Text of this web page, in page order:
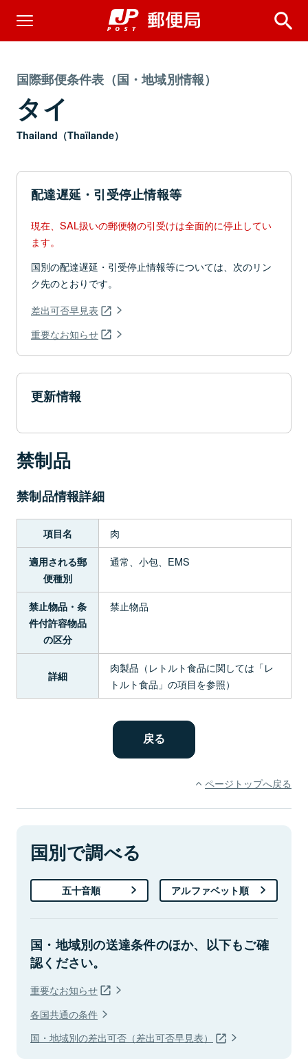
国際郵便条件表（国・地域別情報）
タイ
Thailand（Thaïlande）
配達遅延・引受停止情報等
現在、SAL扱いの郵便物の引受けは全面的に停止してい
ます。
国別の配達遅延・引受停止情報等については、次のリン
ク先のとおりです。
差出可否早見表
重要なお知らせ
更新情報
禁制品
禁制品情報詳細
項目名 肉
適用される郵
便種別
通常、小包、EMS
禁止物品・条
件付許容物品
の区分
禁止物品
詳細
肉製品（レトルト食品に関しては「レ
トルト食品」の項目を参照）
ページトップへ戻る
国別で調べる
五十音順 アルファベット順
国・地域別の送達条件のほか、以下もご確
認ください。
重要なお知らせ
各国共通の条件
国・地域別の差出可否（差出可否早見表）